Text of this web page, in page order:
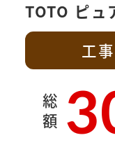
TOTO ピュ
工
総
額